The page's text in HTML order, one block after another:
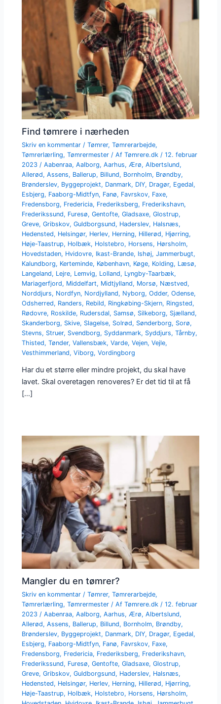
Find tømrere i nærheden
Skriv en kommentar /Tømrer,Tømrerarbejde,
Tømrerlærling,Tømrermester / AfTømrere.dk /12. februar
2023 /Aabenraa,Aalborg,Aarhus, Ærø,Albertslund,
Allerød,Assens, Ballerup, Billund, Bornholm, Brøndby,
Brønderslev, Byggeprojekt, Danmark, DIY, Dragør, Egedal,
Esbjerg, Faaborg-Midtfyn, Fanø, Favrskov, Faxe,
Fredensborg, Fredericia, Frederiksberg, Frederikshavn,
Frederikssund, Furesø,Gentofte,Gladsaxe,Glostrup,
Greve,Gribskov,Guldborgsund, Haderslev, Halsnæs,
Hedensted, Helsingør, Herlev, Herning, Hillerød, Hjørring,
Høje-Taastrup, Holbæk, Holstebro, Horsens, Hørsholm,
Hovedstaden, Hvidovre, Ikast-Brande, Ishøj,Jammerbugt,
Kalundborg, Kerteminde, København, Køge, Kolding, Læsø,
Langeland, Lejre, Lemvig, Lolland, Lyngby-Taarbæk,
Mariagerfjord, Middelfart, Midtjylland, Morsø, Næstved,
Norddjurs, Nordfyn, Nordjylland, Nyborg,Odder,Odense,
Odsherred, Randers, Rebild, Ringkøbing-Skjern, Ringsted,
Rødovre, Roskilde, Rudersdal, Samsø, Silkeborg, Sjælland,
Skanderborg, Skive, Slagelse, Solrød, Sønderborg, Sorø,
Stevns, Struer, Svendborg, Syddanmark, Syddjurs,Tårnby,
Thisted,Tønder,Vallensbæk,Varde,Vejen,Vejle,
Vesthimmerland,Viborg,Vordingborg
Har du et større eller mindre projekt, du skal have
lavet. Skal overetagen renoveres? Er det tid til at få
[…]
Mangler du en tømrer?
Skriv en kommentar /Tømrer,Tømrerarbejde,
Tømrerlærling,Tømrermester / AfTømrere.dk /12. februar
2023 /Aabenraa,Aalborg,Aarhus, Ærø,Albertslund,
Allerød,Assens, Ballerup, Billund, Bornholm, Brøndby,
Brønderslev, Byggeprojekt, Danmark, DIY, Dragør, Egedal,
Esbjerg, Faaborg-Midtfyn, Fanø, Favrskov, Faxe,
Fredensborg, Fredericia, Frederiksberg, Frederikshavn,
Frederikssund, Furesø,Gentofte,Gladsaxe,Glostrup,
Greve,Gribskov,Guldborgsund, Haderslev, Halsnæs,
Hedensted, Helsingør, Herlev, Herning, Hillerød, Hjørring,
Høje-Taastrup, Holbæk, Holstebro, Horsens, Hørsholm,